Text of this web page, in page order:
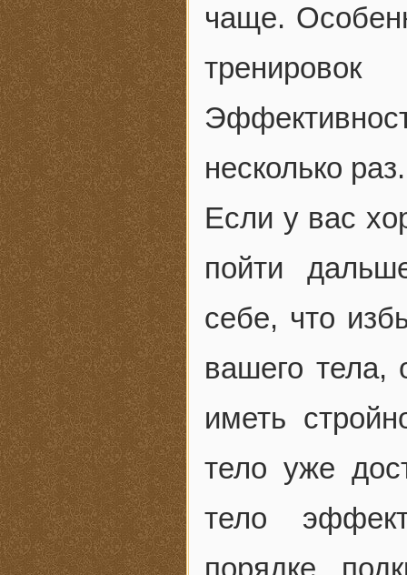
чаще.
несколько раз.
Если у вас
пойти
себе, что
вашего тела,
иметь
тело уже
тело
порядке